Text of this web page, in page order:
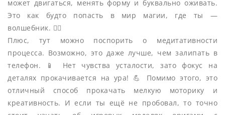
может двигаться, менять форму и буквально оживать.
Это как будто попасть в мир магии, где ты —
волшебник. 🧙‍♂️
Плюс, тут можно поспорить о медитативности
процесса. Возможно, это даже лучше, чем залипать в
телефон. 📱 Нет чувства усталости, зато фокус на
деталях прокачивается на ура! 💪 Помимо этого, это
отличный способ прокачать мелкую моторику и
креативность. И если ты ещё не пробовал, то точно